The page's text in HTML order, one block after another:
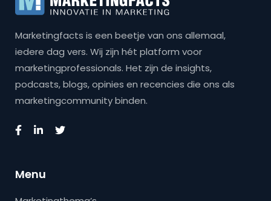
Marketingfacts is een beetje van ons allemaal,
iedere dag vers. Wij zijn hét platform voor
marketingprofessionals. Het zijn de insights,
podcasts, blogs, opinies en recencies die ons als
marketingcommunity binden.
Menu